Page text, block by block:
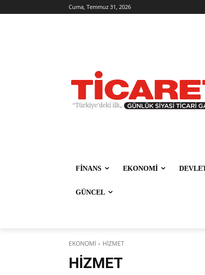
Cuma, Temmuz 31, 2026
FİNANS EKONOMİ
GÜNCEL
EKONOMİ HİZMET
HİZMET